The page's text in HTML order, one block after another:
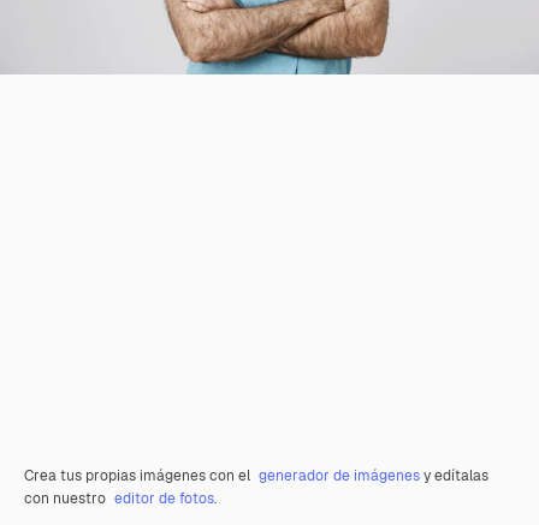
Crea tus propias imágenes con el generador de imágenesy edítalas
con nuestro editor de fotos.